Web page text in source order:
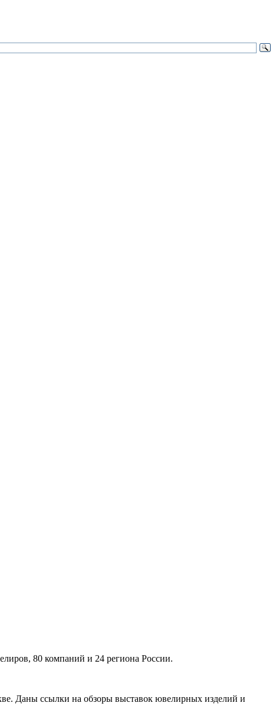
80 компаний и 24 региона России.
Даны ссылки на обзоры выставок ювелирных изделий и